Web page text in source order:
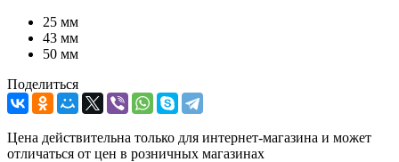
25 мм
43 мм
50 мм
Поделиться
Цена действительна только для интернет-магазина и может
отличаться от цен в розничных магазинах